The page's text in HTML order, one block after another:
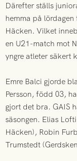
Därefter ställs
hemma på
Häcken. Vilket
en U21-match mot
yngre atleter säkert
Emre Balci gjorde
Persson, född 03,
gjort det bra. GAIS
säsongen. Elias
Häcken), Robin
Trumstedt